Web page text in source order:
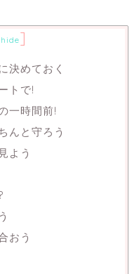
hide]
決めておく
トで!
一時間前!
んと守ろう
よう
おう